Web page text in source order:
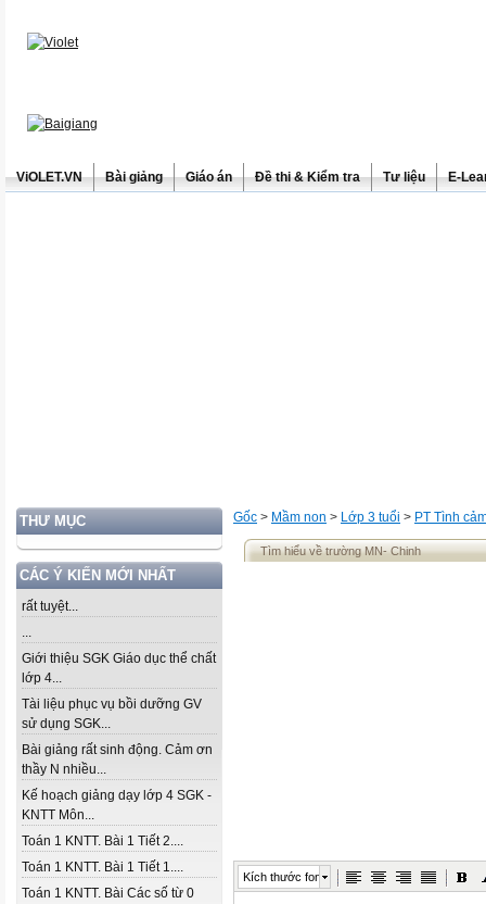
ViOLET.VN Bài giảng Giáo án Đề thi & Kiểm tra Tư liệu E-
THƯ MỤC
CÁC Ý KIẾN MỚI NHẤT
rất tuyệt...
...
Giới thiệu SGK Giáo dục thể chất
lớp 4...
Tài liệu phục vụ bồi dưỡng GV
sử dụng SGK...
Bài giảng rất sinh động. Cảm ơn
thầy N nhiều...
Kế hoạch giảng dạy lớp 4 SGK -
KNTT Môn...
Toán 1 KNTT. Bài 1 Tiết 2....
Toán 1 KNTT. Bài 1 Tiết 1....
Toán 1 KNTT. Bài Các số từ 0
Gốc > Mầm non > Lớp 3 tuổi > PT Tình
Tìm hiểu về trường MN- Chinh
Kích thước font